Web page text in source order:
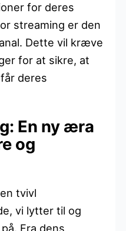
for deres
streaming er den
Dette vil kræve
for at sikre, at
deres
En ny æra
og
tvivl
vi lytter til og
Fra dens